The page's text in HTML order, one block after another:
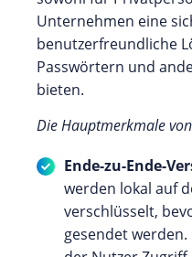
Unternehmen eine
benutzerfreundliche
Passwörtern und
bieten.
Die Hauptmerkmale
Ende-zu-Ende-
werden lokal auf
verschlüsselt,
gesendet